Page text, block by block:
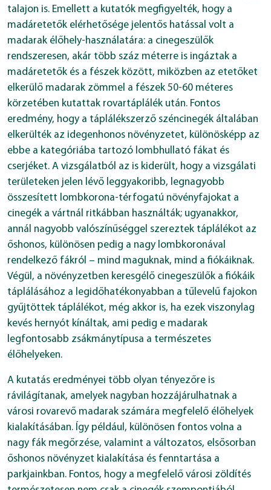
talajon is. Emellett a kutatók megfigyelték, hogy a
madáretetők elérhetősége jelentős hatással volt a
madarak élőhely-használatára: a cinegeszülők
rendszeresen, akár több száz méterre is ingáztak a
madáretetők és a fészek között, miközben az etetőket
elkerülő madarak zömmel a fészek 50-60 méteres
körzetében kutattak rovartáplálék után. Fontos
eredmény, hogy a táplálékszerző széncinegék általában
elkerülték az idegenhonos növényzetet, különösképp az
ebbe a kategóriába tartozó lombhullató fákat és
cserjéket. A vizsgálatból az is kiderült, hogy a vizsgálati
területeken jelen lévő leggyakoribb, legnagyobb
összesített lombkorona-térfogatú növényfajokat a
cinegék a vártnál ritkábban használták; ugyanakkor,
annál nagyobb valószínűséggel szereztek táplálékot az
őshonos, különösen pedig a nagy lombkoronával
rendelkező fákról – mind maguknak, mind a fiókáiknak.
Végül, a növényzetben keresgélő cinegeszülők a fiókáik
táplálásához a legidőhatékonyabban a tűlevelű fajokon
gyűjtöttek táplálékot, még akkor is, ha ezek viszonylag
kevés hernyót kínáltak, ami pedig e madarak
legfontosabb zsákmánytípusa a természetes
élőhelyeken.
A kutatás eredményei több olyan tényezőre is
rávilágítanak, amelyek nagyban hozzájárulhatnak a
városi rovarevő madarak számára megfelelő élőhelyek
kialakításában. Így például, különösen fontos volna a
nagy fák megőrzése, valamint a változatos, elsősorban
őshonos növényzet kialakítása és fenntartása a
parkjainkban. Fontos, hogy a megfelelő városi zöldítés